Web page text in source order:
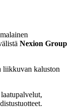
Nexion Group
liikkuvan kaluston